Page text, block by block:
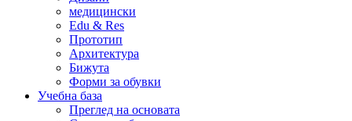
медицински
Edu & Res
Прототип
Архитектура
Бижута
Форми за обувки
Учебна база
Преглед на основата